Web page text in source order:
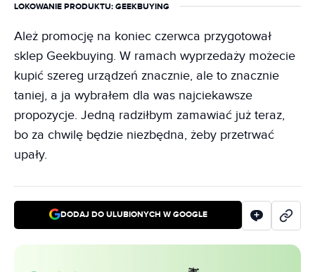
LOKOWANIE PRODUKTU: GEEKBUYING
Ależ promocję na koniec czerwca przygotował
sklep Geekbuying. W ramach wyprzedaży możecie
kupić szereg urządzeń znacznie, ale to znacznie
taniej, a ja wybrałem dla was najciekawsze
propozycje. Jedną radziłbym zamawiać już teraz,
bo za chwilę będzie niezbędna, żeby przetrwać
upały.
DODAJ DO ULUBIONYCH W GOOGLE